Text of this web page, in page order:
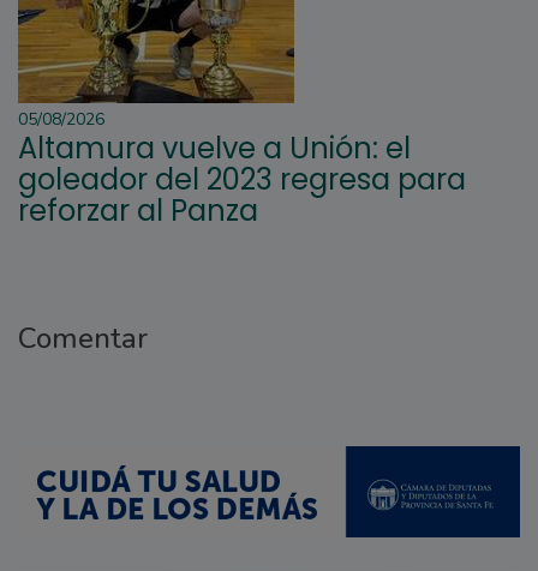
05/08/2026
Altamura vuelve a Unión: el
goleador del 2023 regresa para
reforzar al Panza
Comentar